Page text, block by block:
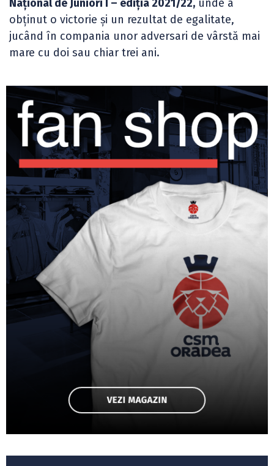
Național de Juniori I – ediția 2021/22, unde a
obținut o victorie și un rezultat de egalitate,
jucând în compania unor adversari de vârstă mai
mare cu doi sau chiar trei ani.